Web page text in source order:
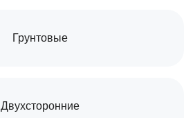
Грунтовые
Двухсторонние